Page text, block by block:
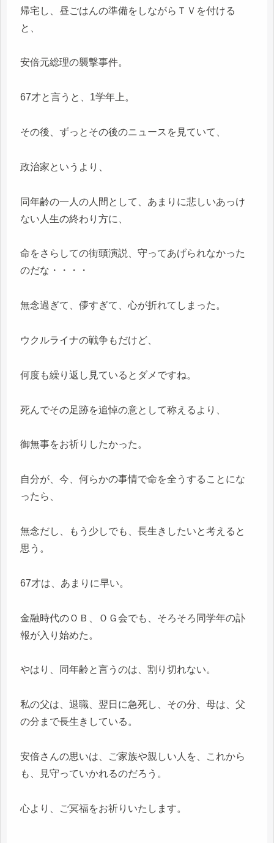
帰宅し、昼ごはんの準備をしながらＴＶを付ける
と、
安倍元総理の襲撃事件。
67才と言うと、1学年上。
その後、ずっとその後のニュースを見ていて、
政治家というより、
同年齢の一人の人間として、あまりに悲しいあっけ
ない人生の終わり方に、
命をさらしての街頭演説、守ってあげられなかった
のだな・・・・
無念過ぎて、儚すぎて、心が折れてしまった。
ウクルライナの戦争もだけど、
何度も繰り返し見ているとダメですね。
死んでその足跡を追悼の意として称えるより、
御無事をお祈りしたかった。
自分が、今、何らかの事情で命を全うすることにな
ったら、
無念だし、もう少しでも、長生きしたいと考えると
思う。
67才は、あまりに早い。
金融時代のＯＢ、ＯＧ会でも、そろそろ同学年の訃
報が入り始めた。
やはり、同年齢と言うのは、割り切れない。
私の父は、退職、翌日に急死し、その分、母は、父
の分まで長生きしている。
安倍さんの思いは、ご家族や親しい人を、これから
も、見守っていかれるのだろう。
心より、ご冥福をお祈りいたします。